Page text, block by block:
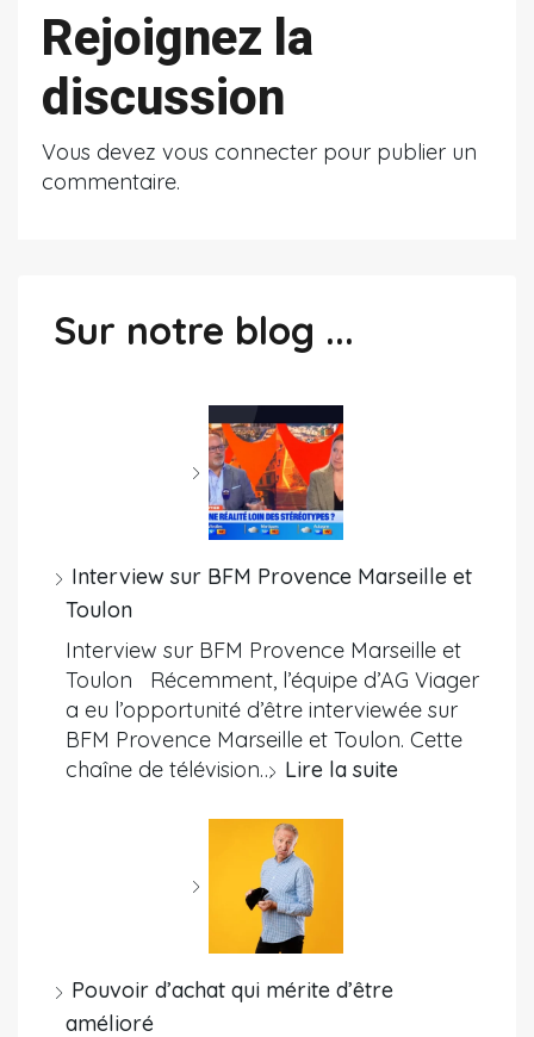
Rejoignez la
discussion
Vous devez vous connecter pour publier un
commentaire.
Sur notre blog ...
Interview sur BFM Provence Marseille et
Toulon
Interview sur BFM Provence Marseille et
Toulon Récemment, l’équipe d’AG Viager
a eu l’opportunité d’être interviewée sur
BFM Provence Marseille et Toulon. Cette
chaîne de télévision… Lire la suite
Pouvoir d’achat qui mérite d’être
amélioré